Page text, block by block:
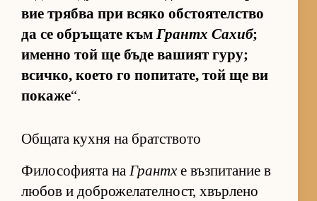
вие трябва при всяко об­с­то­я­тел­с­тво
да се об­ръ­щате къмГрантх Са­хиб;
именно той ще бъде ва­шият гу­ру;
всич­ко, ко­ето го по­пи­та­те, той ще ви
по­каже“.
Общата кухня на братството
Фи­ло­со­фи­ята на Грантх е въз­пи­та­ние в
лю­бов и доб­ро­же­ла­тел­ност, хвър­лено